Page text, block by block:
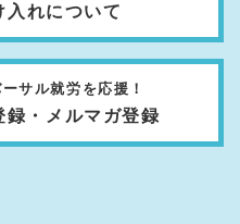
入れについて
サル就労を応援！
・メルマガ登録